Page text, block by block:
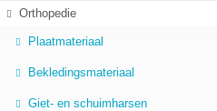
Orthopedie
Plaatmateriaal
Bekledingsmateriaal
Giet- en schuimharsen